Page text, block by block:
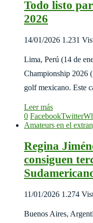
Todo listo
2026
14/01/2026 1.231
Lima, Perú (14 de
Championship 2026
golf mexicano. Este
Leer más
0 FacebookTwitter
Amateurs en el
Regina
consiguen
11/01/2026 1.274
Buenos Aires,